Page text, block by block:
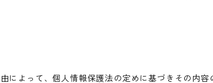
によって、個人情報保護法の定めに基づきその内